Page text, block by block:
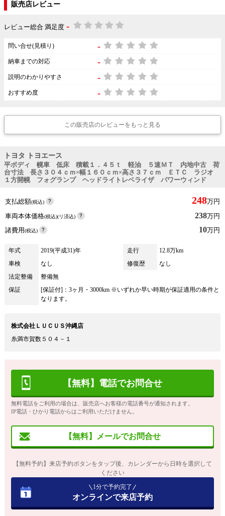
販売店レビュー
レビュー総合 満足度 -
問い合せ(見積り) -
納車までの対応 -
説明のわかりやすさ -
おすすめ度 -
この販売店のレビューをもっと見る
トヨタ トヨエース
平ボディ 幌車 低床 積載１．４５ｔ 軽油 ５速ＭＴ 内地中古 荷
台寸法 長さ３０４ｃｍ×幅１６０ｃｍ×高さ３７ｃｍ ＥＴＣ ラジオ
１方開幌 フォグランプ ヘッドライトレベライザ パワーウィンド
支払総額(税込) 248万円
車両本体価格(税込)(リ済込) 238万円
諸費用(税込) 10万円
年式 2019(平成31)年 走行
12.8万km
車検
なし 修復歴
なし
法定整備
整備無
保証
[保証付]：3ヶ月・3000km ※いずれか早い時期が保証適用の条件と
なります。
株式会社ＬＵＣＵＳ沖縄店
糸満市賀数５０４－１
【無料】電話でお問合せ
無料電話をご利用の場合は、販売店へお客様の電話番号が通知されます。
IP電話・ひかり電話からはご利用いただけません。
【無料】メールでお問合せ
【無料予約】来店予約ボタンをタップ後、カレンダーから日時を選択して
ください
1分で予約完了
オンラインで来店予約